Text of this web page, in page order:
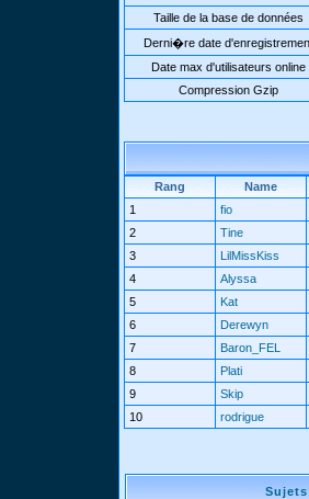
Taille de la base de données
Derni�re date
Date max d'utilisateurs online
Compression Gzip
Rang Name
1
fio
2
Tine
3
LilMissKiss
4
Alyssa
5
Kat
6
Derewyn
7
Baron_FEL
8
Plati
9
Skip
10
rodrigue